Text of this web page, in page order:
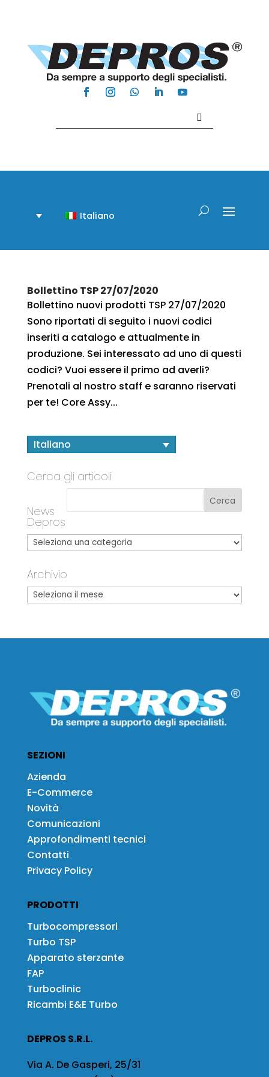
Italiano
Bollettino TSP 27/07/2020
Bollettino nuovi prodotti TSP 27/07/2020
Sono riportati di seguito i nuovi codici
inseriti a catalogo e attualmente in
produzione. Sei interessato ad uno di questi
codici? Vuoi essere il primo ad averli?
Prenotali al nostro staff e saranno riservati
per te! Core Assy...
Italiano
Cerca gli articoli
News
Depros
Archivio
SEZIONI
Azienda
E-Commerce
Novità
Comunicazioni
Approfondimenti tecnici
Contatti
Privacy Policy
PRODOTTI
Turbocompressori
Turbo TSP
Apparato sterzante
FAP
Turboclinic
Ricambi E&E Turbo
DEPROS S.R.L.
Via A. De Gasperi, 25/31